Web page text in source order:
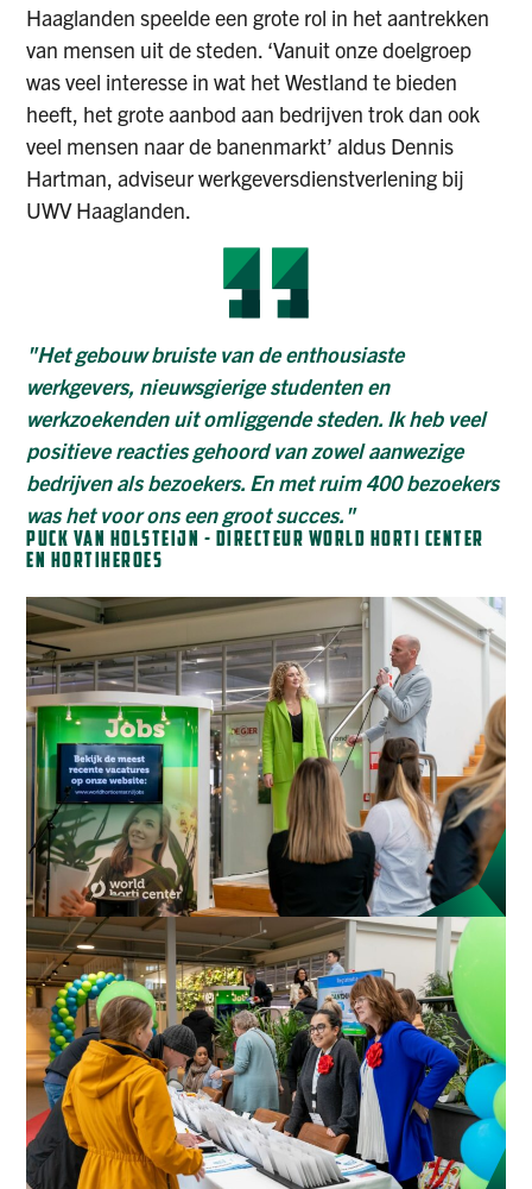
Haaglanden speelde een grote rol in het aantrekken
van mensen uit de steden. ‘Vanuit onze doelgroep
was veel interesse in wat het Westland te bieden
heeft, het grote aanbod aan bedrijven trok dan ook
veel mensen naar de banenmarkt’ aldus Dennis
Hartman, adviseur werkgeversdienstverlening bij
UWV Haaglanden.
"Het gebouw bruiste van de enthousiaste
werkgevers, nieuwsgierige studenten en
werkzoekenden uit omliggende steden. Ik heb veel
positieve reacties gehoord van zowel aanwezige
bedrijven als bezoekers. En met ruim 400 bezoekers
was het voor ons een groot succes."
PUCK VAN HOLSTEIJN - DIRECTEUR WORLD HORTI CENTER
EN HORTIHEROES